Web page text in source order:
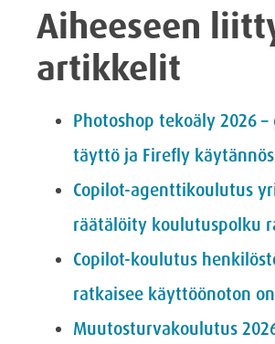
Aiheeseen
artikkelit
Photoshop tekoäly 2026
täyttö ja Firefly
Copilot-agenttikoulutus
räätälöity koulutuspolku
Copilot-koulutus
ratkaisee käyttöönoton
Muutosturvakoulutus